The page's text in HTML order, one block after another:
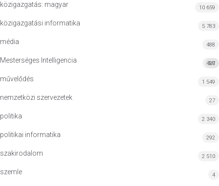
közigazgatás: magyar 10 659
közigazgatási informatika 5 783
média 488
Mesterséges Intelligencia MI
427
művelődés 1 549
nemzetközi szervezetek 27
politika 2 340
politikai informatika 292
szakirodalom 2 510
szemle 4